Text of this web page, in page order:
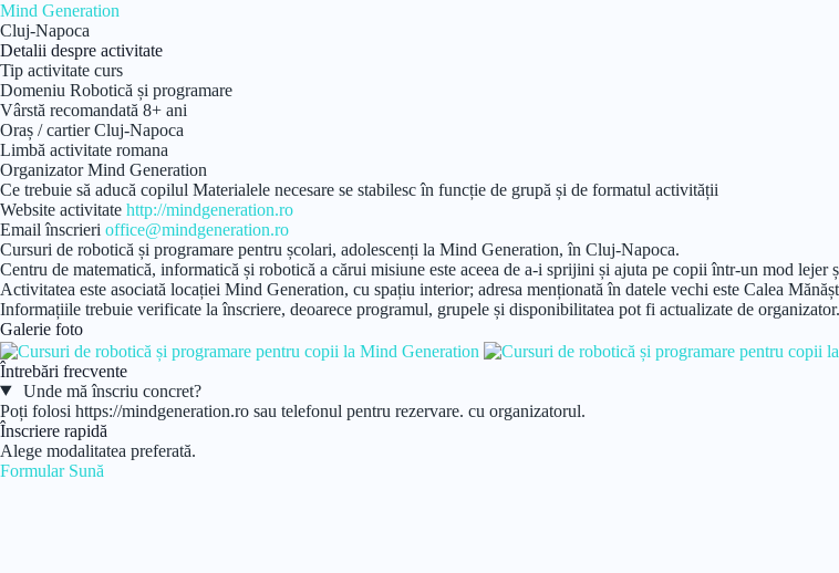
Mind Generation
Cluj-Napoca
Detalii despre activitate
Tip activitate curs
Domeniu Robotică și programare
Vârstă recomandată 8+ ani
Oraș / cartier Cluj-Napoca
Limbă activitate romana
Organizator Mind Generation
Ce trebuie să aducă copilul Materialele necesare se stabilesc în funcție de grupă și de formatul activității
Website activitate http://mindgeneration.ro
Email înscrieri office@mindgeneration.ro
Cursuri de robotică și programare pentru școlari, adolescenți la Mind Generation, în Cluj-Napoca.
Centru de matematică, informatică și robotică a cărui misiune este aceea de a-i sprijini și ajuta pe copii într-un mod lejer
Activitatea este asociată locației Mind Generation, cu spațiu interior; adresa menționată în datele vechi este Calea
Informațiile trebuie verificate la înscriere, deoarece programul, grupele și disponibilitatea pot fi actualizate de organizator.
Galerie foto
Întrebări frecvente
Unde mă înscriu concret?
Poți folosi https://mindgeneration.ro sau telefonul pentru rezervare. cu organizatorul.
Înscriere rapidă
Alege modalitatea preferată.
Formular Sună